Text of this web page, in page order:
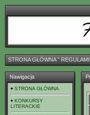
STRONA GŁÓWNAˇ
Nawigacja
STRONA GŁÓWNA
KONKURSY
LITERACKIE